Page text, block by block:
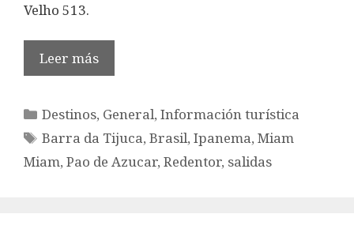
Velho 513.
Leer más
Categorías
Destinos, General,Información turística
Etiquetas
Barra da Tijuca,Brasil,Ipanema,Miam
Miam, Pao de Azucar, Redentor, salidas